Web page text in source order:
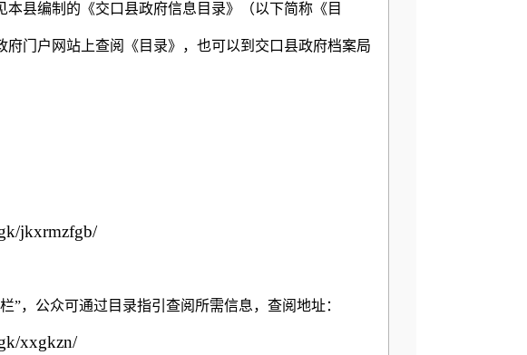
县编制的《交口县政府信息目录》（以下简称《目
门户网站上查阅《目录》，也可以到交口县政府档案局
jkxrmzfgb/
”，公众可通过目录指引查阅所需信息，查阅地址：
xxgkzn/